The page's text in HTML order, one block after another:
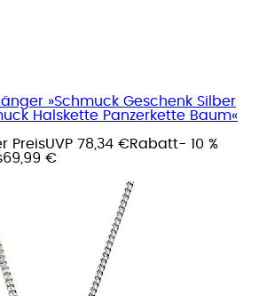
»Schmuck Geschenk Silber
Halskette Panzerkette Baum«
PreisUVP 78,34 €Rabatt- 10 %
69,99 €